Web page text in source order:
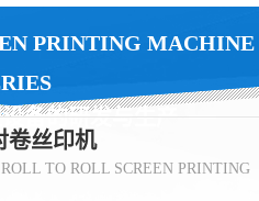
PRINTING MACHINE
备的研发与生产
卷丝印机
TO ROLL SCREEN PRINTING